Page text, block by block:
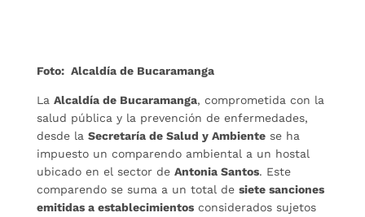
Foto: Alcaldía de Bucaramanga
La Alcaldía de Bucaramanga, comprometida con la
salud pública y la prevención de enfermedades,
desde la Secretaría de Salud y Ambientese ha
impuesto un comparendo ambiental a un hostal
ubicado en el sector de Antonia Santos. Este
comparendo se suma a un total de siete sanciones
emitidas a establecimientosconsiderados sujetos